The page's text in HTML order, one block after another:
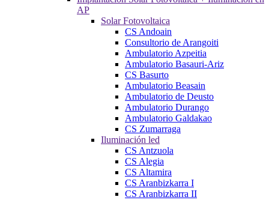
AP
Solar Fotovoltaica
CS Andoain
Consultorio de Arangoiti
Ambulatorio Azpeitia
Ambulatorio Basauri-Ariz
CS Basurto
Ambulatorio Beasain
Ambulatorio de Deusto
Ambulatorio Durango
Ambulatorio Galdakao
CS Zumarraga
Iluminación led
CS Antzuola
CS Alegia
CS Altamira
CS Aranbizkarra I
CS Aranbizkarra II